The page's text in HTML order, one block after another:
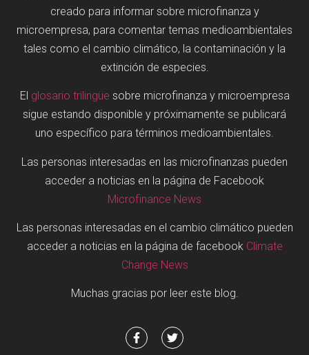
creado para informar sobre microfinanza y
microempresa, para comentar temas medioambientales
tales como el cambio climático, la contaminación y la
extinción de especies.
El glosario trilingüe sobre microfinanza y microempresa
sigue estando disponible y próximamente se publicará
uno específico para términos medioambientales.
Las personas interesadas en las microfinanzas pueden
acceder a noticias en la página de Facebook
Microfinance News
Las personas interesadas en el cambio climático pueden
acceder a noticias en la página de facebook Climate
Change News
Muchas gracias por leer este blog.